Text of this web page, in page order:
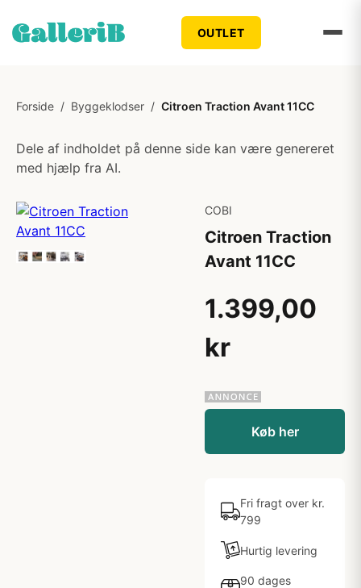
OUTLET
Forside / Byggeklodser / Citroen Traction Avant 11CC
Dele af indholdet på denne side kan være genereret
med hjælp fra AI.
COBI
Citroen Traction
Avant 11CC
1.399,00
kr
Køb her
Fri fragt over kr.
799
Hurtig levering
90 dages